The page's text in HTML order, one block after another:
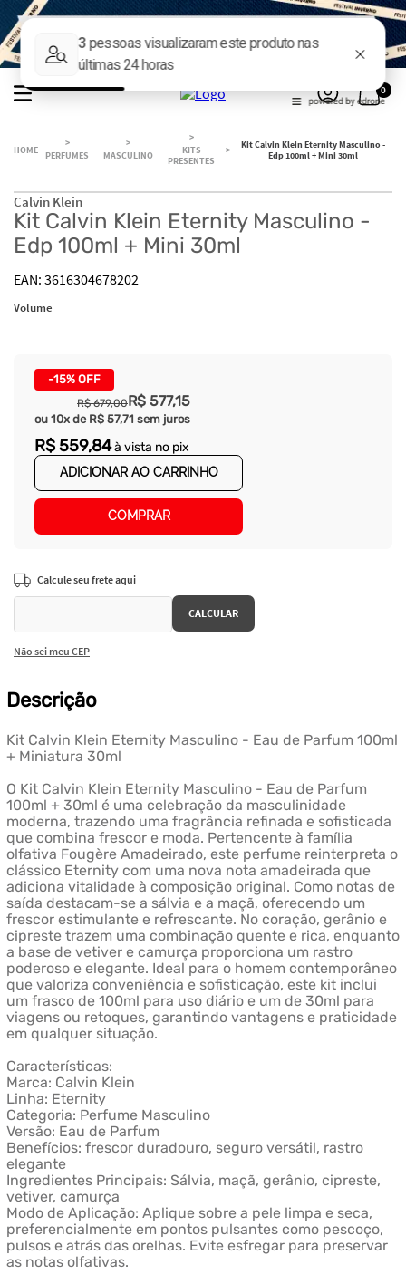
0
PERFUMES MASCULINO
KITS
PRESENTES
Kit Calvin Klein Eternity Masculino -
Edp 100ml + Mini 30ml
Calvin Klein
Kit Calvin Klein Eternity Masculino -
Edp 100ml + Mini 30ml
3616304678202
Volume
-15% OFF
R$ 577,15
R$ 679,00
ou 10x de R$ 57,71 sem juros
R$559,84à vista no pix
ADICIONAR AO CARRINHO
COMPRAR
Não sei meu CEP
Descrição
Kit Calvin Klein Eternity Masculino - Eau de Parfum 100ml
+ Miniatura 30ml
O Kit Calvin Klein Eternity Masculino - Eau de Parfum
100ml + 30ml é uma celebração da masculinidade
moderna, trazendo uma fragrância refinada e sofisticada
que combina frescor e moda. Pertencente à família
olfativa Fougère Amadeirado, este perfume reinterpreta o
clássico Eternity com uma nova nota amadeirada que
adiciona vitalidade à composição original. Como notas de
saída destacam-se a sálvia e a maçã, oferecendo um
frescor estimulante e refrescante. No coração, gerânio e
cipreste trazem uma combinação quente e rica, enquanto
a base de vetiver e camurça proporciona um rastro
poderoso e elegante. Ideal para o homem contemporâneo
que valoriza conveniência e sofisticação, este kit inclui
um frasco de 100ml para uso diário e um de 30ml para
viagens ou retoques, garantindo vantagens e praticidade
em qualquer situação.
Características:
Marca: Calvin Klein
Linha: Eternity
Categoria: Perfume Masculino
Versão: Eau de Parfum
Benefícios: frescor duradouro, seguro versátil, rastro
elegante
Ingredientes Principais: Sálvia, maçã, gerânio, cipreste,
vetiver, camurça
Modo de Aplicação: Aplique sobre a pele limpa e seca,
preferencialmente em pontos pulsantes como pescoço,
pulsos e atrás das orelhas. Evite esfregar para preservar
as notas olfativas.